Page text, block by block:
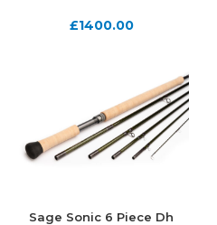
£1400.00
Sage Sonic 6 Piece Dh